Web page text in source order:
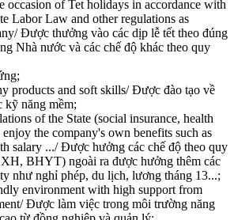
occasion of Tet holidays in accordance with
Labor Law and other regulations as
Được thưởng vào các dịp lễ tết theo đúng
Nhà nước và các chế độ khác theo quy
products and soft skills/ Được đào tạo về
kỹ năng mềm;
of the State (social insurance, health
the company's own benefits such as
salary .../ Được hưởng các chế độ theo quy
BHYT) ngoài ra được hưởng thêm các
như nghỉ phép, du lịch, lương tháng 13...;
environment with high support from
Được làm việc trong môi trường năng